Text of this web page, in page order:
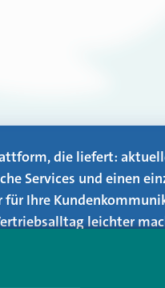
die liefert:
Services und einen
für Ihre
leichter